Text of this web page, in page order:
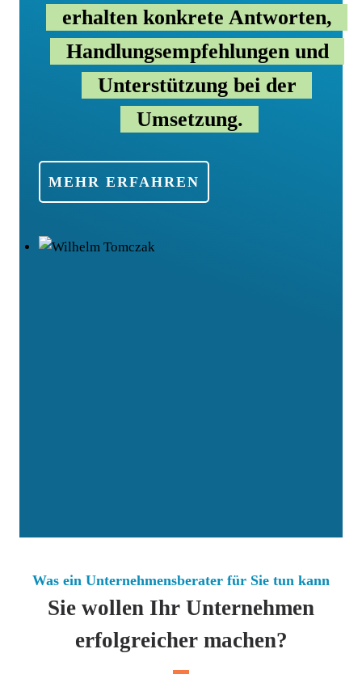
erhalten konkrete Antworten,
Handlungsempfehlungen und
Unterstützung bei der
Umsetzung.
MEHR ERFAH­REN
Was ein Unternehmensberater für Sie tun kann
Sie wollen Ihr Unternehmen
erfolgreicher machen?